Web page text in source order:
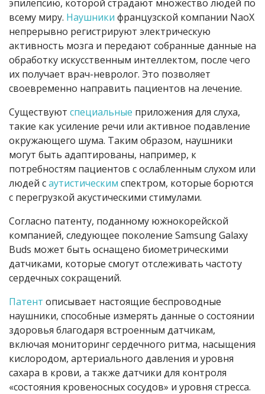
эпилепсию, которой страдают множество людей по
всему миру. Наушники французской компании NaoX
непрерывно регистрируют электрическую
активность мозга и передают собранные данные на
обработку искусственным интеллектом, после чего
их получает врач-невролог. Это позволяет
своевременно направить пациентов на лечение.
Существуют специальные приложения для слуха,
такие как усиление речи или активное подавление
окружающего шума. Таким образом, наушники
могут быть адаптированы, например, к
потребностям пациентов с ослабленным слухом или
людей саутистическим спектром, которые борются
с перегрузкой акустическими стимулами.
Согласно патенту, поданному южнокорейской
компанией, следующее поколение Samsung Galaxy
Buds может быть оснащено биометрическими
датчиками, которые смогут отслеживать частоту
сердечных сокращений.
Патент описывает настоящие беспроводные
наушники, способные измерять данные о состоянии
здоровья благодаря встроенным датчикам,
включая мониторинг сердечного ритма, насыщения
кислородом, артериального давления и уровня
сахара в крови, а также датчики для контроля
«состояния кровеносных сосудов» и уровня стресса.